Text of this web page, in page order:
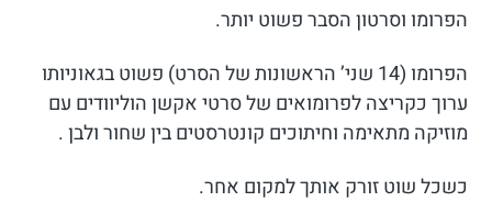
הפרומו וסרטון הסבר פשוט יותר.
הפרומו (14 שני’ הראשונות של הסרט) פשוט בגאוניותו
ערוך כקריצה לפרומואים של סרטי אקשן הוליוודים עם
מוזיקה מתאימה וחיתוכים קונטרסטים בין שחור ולבן .
כשכל שוט זורק אותך למקום אחר.